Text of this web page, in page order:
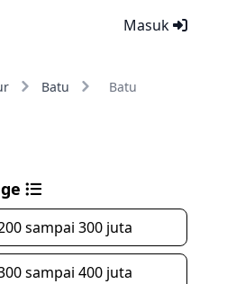
Masuk
Batu Batu
sampai 300 juta
sampai 400 juta